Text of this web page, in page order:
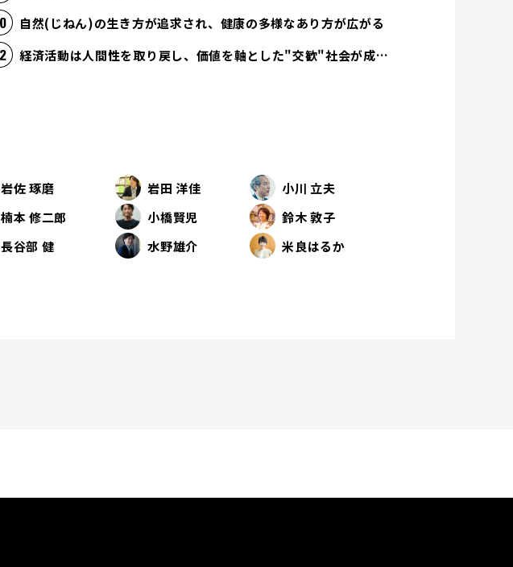
自然(じねん)の生き方が追求され、健康の多様なあり方が広がる
経済活動は人間性を取り戻し、価値を軸とした"交歓"社会が成立する
岩佐 琢磨 岩田 洋佳
小川 立夫
楠本 修二郎 小橋賢児
鈴木 敦子
長谷部 健 水野雄介
米良はるか